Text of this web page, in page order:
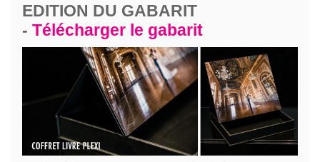
EDITION DU GABARIT
- Télécharger le gabarit